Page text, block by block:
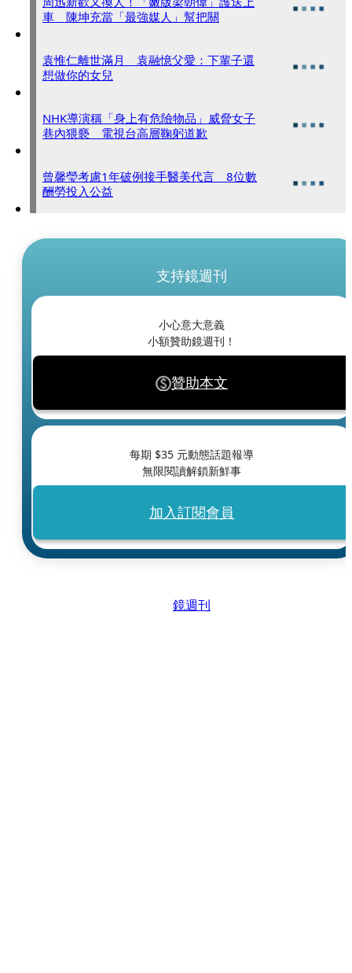
車 陳坤充當「最強媒人」幫把關
袁惟仁離世滿月 袁融憶父愛：下輩子還
想做你的女兒
NHK導演稱「身上有危險物品」威脅女子
巷內猥褻 電視台高層鞠躬道歉
曾馨瑩考慮1年破例接手醫美代言 8位數
酬勞投入公益
支持鏡週刊
小心意大意義
小額贊助鏡週刊！
贊助本文
每期 $35 元動態話題報導
無限閱讀解鎖新鮮事
加入訂閱會員
鏡週刊